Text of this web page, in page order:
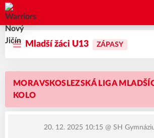
Warriors Nový Jičín
Mladší žáci U13 ZÁPASY
MORAVSKOSLEZSKÁ LIGA
KOLO
20. 12. 2025 10:15 @ SH